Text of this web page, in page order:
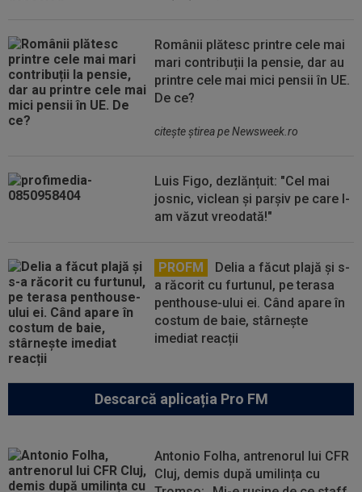
Românii plătesc printre cele mai
mari contribuții la pensie, dar au
printre cele mai mici pensii în UE.
De ce?
citeşte ştirea pe Newsweek.ro
Luis Figo, dezlănțuit: "Cel mai
josnic, viclean și parșiv pe care l-
am văzut vreodată!"
PROFM
Delia a făcut plajă și s-
a răcorit cu furtunul, pe terasa
penthouse-ului ei. Când apare în
costum de baie, stârnește
imediat reacții
Descarcă aplicația Pro FM
Antonio Folha, antrenorul lui CFR
Cluj, demis după umilința cu